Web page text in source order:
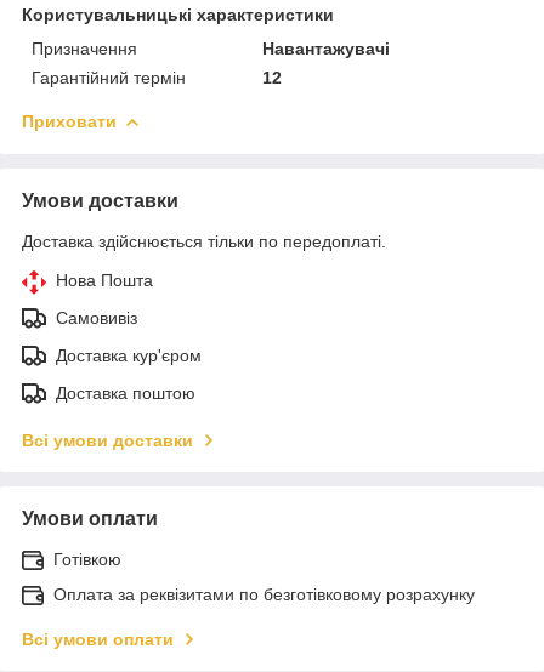
Користувальницькі характеристики
Призначення
Навантажувачі
Гарантійний термін
12
Приховати
Умови доставки
Доставка здійснюється тільки по передоплаті.
Нова Пошта
Самовивіз
Доставка кур'єром
Доставка поштою
Всі умови доставки
Умови оплати
Готівкою
Оплата за реквізитами по безготівковому розрахунку
Всі умови оплати